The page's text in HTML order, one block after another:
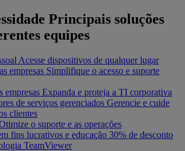
Principais soluções
equipes
Acesse dispositivos de qualquer lugar
empresas Simplifique o acesso e suporte
empresas Expanda e proteja a TI corporativa
de serviços gerenciados Gerencie e cuide
clientes
o suporte e as operações
fins lucrativos e educação 30% de desconto
TeamViewer